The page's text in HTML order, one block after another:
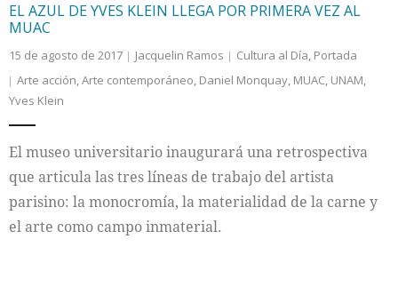
Colaboradores
Cultura
EL AZUL DE YVES KLEIN LLEGA POR PRIMERA VEZ AL
MUAC
15 de agosto de 2017 Jacquelin Ramos Cultura al Día, Portada
Arte acción,Arte contemporáneo, Daniel Monquay, MUAC, UNAM,
Yves Klein
El museo universitario inaugurará una retrospectiva
que articula las tres líneas de trabajo del artista
parisino: la monocromía, la materialidad de la carne y
el arte como campo inmaterial.